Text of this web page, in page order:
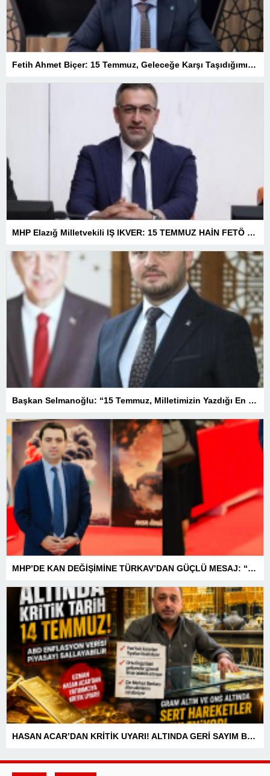
Fetih Ahmet Biçer: 15 Temmuz, Geleceğe Karşı Taşıdığımız Sorumluluğu Hatırlatan Bir Milattır
MHP Elazığ Milletvekili IŞ IKVER: 15 TEMMUZ HAİN FETÖ KALKIŞMASI TÜRKİYE’Yİ İŞGAL GİRİŞİMİDİR
Başkan Selmanoğlu: “15 Temmuz, Milletimizin Yazdığı En Büyük Demokrasi Destanlarından Biridir”
MHP’DE KAN DEĞİŞİMİNE TÜRKAV’DAN GÜÇLÜ MESAJ: “BİRLİK VE BERABERLİKLE DAHA GÜÇLÜYÜZ”
HASAN ACAR’DAN KRİTİK UYARI! ALTINDA GERİ SAYIM BAŞLADI! 14 TEMMUZ’DAKİ VERİ PİYASALARIN YÖNÜNÜ BELİRLEYECEK